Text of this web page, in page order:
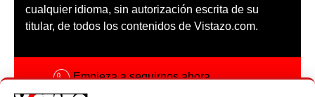
cualquier idioma, sin autorización escrita de su
titular, de todos los contenidos de Vistazo.com.
Empieza a seguirnos ahora